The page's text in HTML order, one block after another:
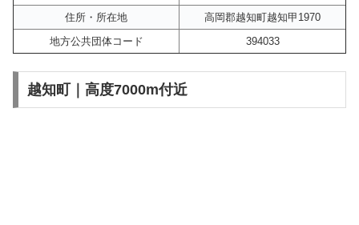
住所・所在地
高岡郡越知町越知甲1970
地方公共団体コード
394033
越知町｜高度7000m付近